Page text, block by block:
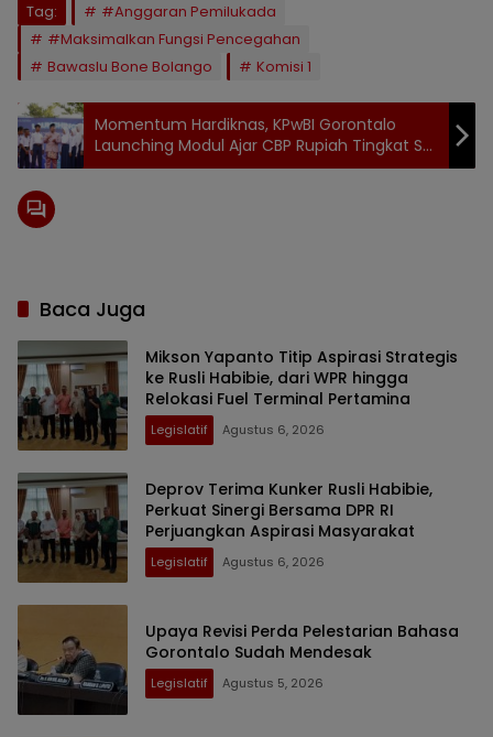
Tag:
#Anggaran Pemilukada
#Maksimalkan Fungsi Pencegahan
Bawaslu Bone Bolango
Komisi 1
Momentum Hardiknas, KPwBI Gorontalo
Launching Modul Ajar CBP Rupiah Tingkat SD
SMP se Kota Gorontalo
Baca Juga
Mikson Yapanto Titip Aspirasi Strategis
ke Rusli Habibie, dari WPR hingga
Relokasi Fuel Terminal Pertamina
Legislatif Agustus 6, 2026
Deprov Terima Kunker Rusli Habibie,
Perkuat Sinergi Bersama DPR RI
Perjuangkan Aspirasi Masyarakat
Legislatif Agustus 6, 2026
Upaya Revisi Perda Pelestarian Bahasa
Gorontalo Sudah Mendesak
Legislatif Agustus 5, 2026